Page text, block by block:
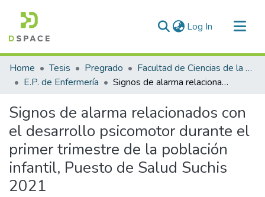
Log In (current)
Communities & Collections
All of DSpace
Home Tesis Pregrado
Facultad de Ciencias de la Salud
E.P. de Enfermería
Signos de alarma relacionados con el desarrollo psicomotor durante el primer trimestre de la población infantil, Puesto de Salud Suchis 2021
Signos de alarma relacionados con
el desarrollo psicomotor durante el
primer trimestre de la población
infantil, Puesto de Salud Suchis
2021